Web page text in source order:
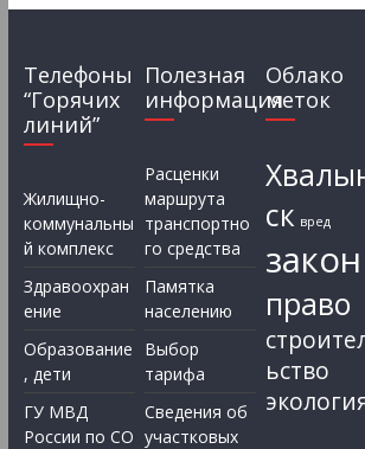
Телефоны
“Горячих
линий”
Жилищно-
коммунальны
й комплекс
Здравоохран
ение
Образование
, дети
ГУ МВД
России по СО
Полезная
информация
Расценки
маршрута
транспортно
го средства
Памятка
населению
Выбор
тарифа
Сведения об
участковых
Облако
меток
ск вред
закон
право
ьство